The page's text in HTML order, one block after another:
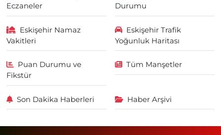
Eczaneler
Durumu
Eskişehir Namaz
Vakitleri
Eskişehir Trafik
Yoğunluk Haritası
Puan Durumu ve
Fikstür
Tüm Manşetler
Son Dakika Haberleri Haber Arşivi